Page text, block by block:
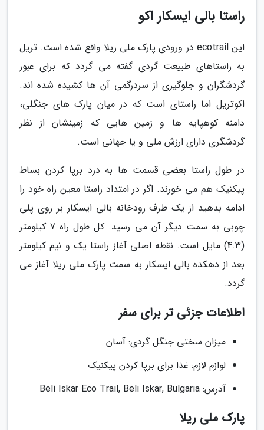
راستا بالی ایسکار اکو
این ecotrail در ورودی پارک ملی ریلا واقع شده است. تریل
به راستاهای طبیعت گردی گفته می گردد که برای عبور
گردشگران و جلوگیری از سردرگمی آن ها کشیده شده اند.
اکوتریل اما راستای است که در میان پارک های جنگلی،
دامنه کوهپایه ها و زمین هایی که زمینشان از نظر
گردشگری دارای ارزش ملی و یا جهانی است.
در طول راستا بعضی قسمت ها به درد برپا کردن بساط
پیکنیک هم می خورند. اگر در امتداد راستا معین راه خود را
ادامه بدهید از یک طرف رودخانه بالی ایسکار بر روی پلی
چوبی به سمت دیگر آن می رسید. کل طول راه 7 کیلومتر
(4.3) مایل است. نقطه اصلی آغاز راستا یک و نیم کیلومتر
بعد از دهکده بالی ایسکار به سمت پارک ملی ریلا آغاز می
گردد.
اطلاعات جزئی تر برای سفر
میزان سختی جنگل گردی: آسان
لوازم لازم: غذا برای برپا کردن پیکنیک
آدرس: Beli Iskar Eco Trail, Beli Iskar, Bulgaria
پارک ملی ریلا